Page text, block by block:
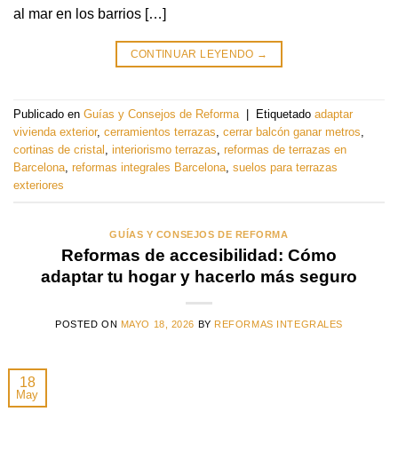
al mar en los barrios […]
CONTINUAR LEYENDO →
Publicado en Guías y Consejos de Reforma Etiquetado adaptar
vivienda exterior, cerramientos terrazas, cerrar balcón ganar metros,
cortinas de cristal , interiorismo terrazas, reformas de terrazas en
Barcelona, reformas integrales Barcelona, suelos para terrazas
exteriores
GUÍAS Y CONSEJOS DE REFORMA
Reformas de accesibilidad: Cómo
adaptar tu hogar y hacerlo más seguro
POSTED ON MAYO 18, 2026 BY REFORMAS INTEGRALES
18
May